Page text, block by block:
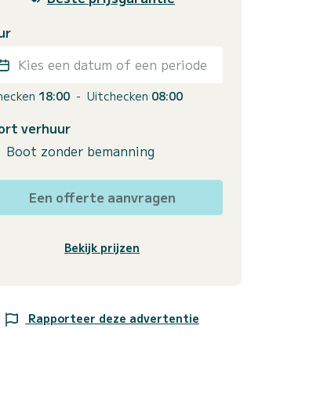
Kies een datum of een periode
18:00 - Uitchecken 08:00
verhuur
Boot zonder bemanning
Een offerte aanvragen
Bekijk prijzen
Rapporteer deze advertentie